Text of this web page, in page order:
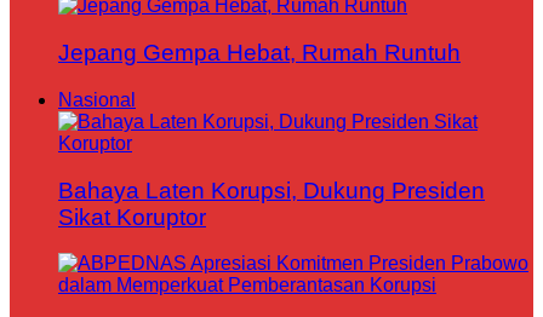
Jepang Gempa Hebat, Rumah Runtuh
Nasional
Bahaya Laten Korupsi, Dukung Presiden
Sikat Koruptor